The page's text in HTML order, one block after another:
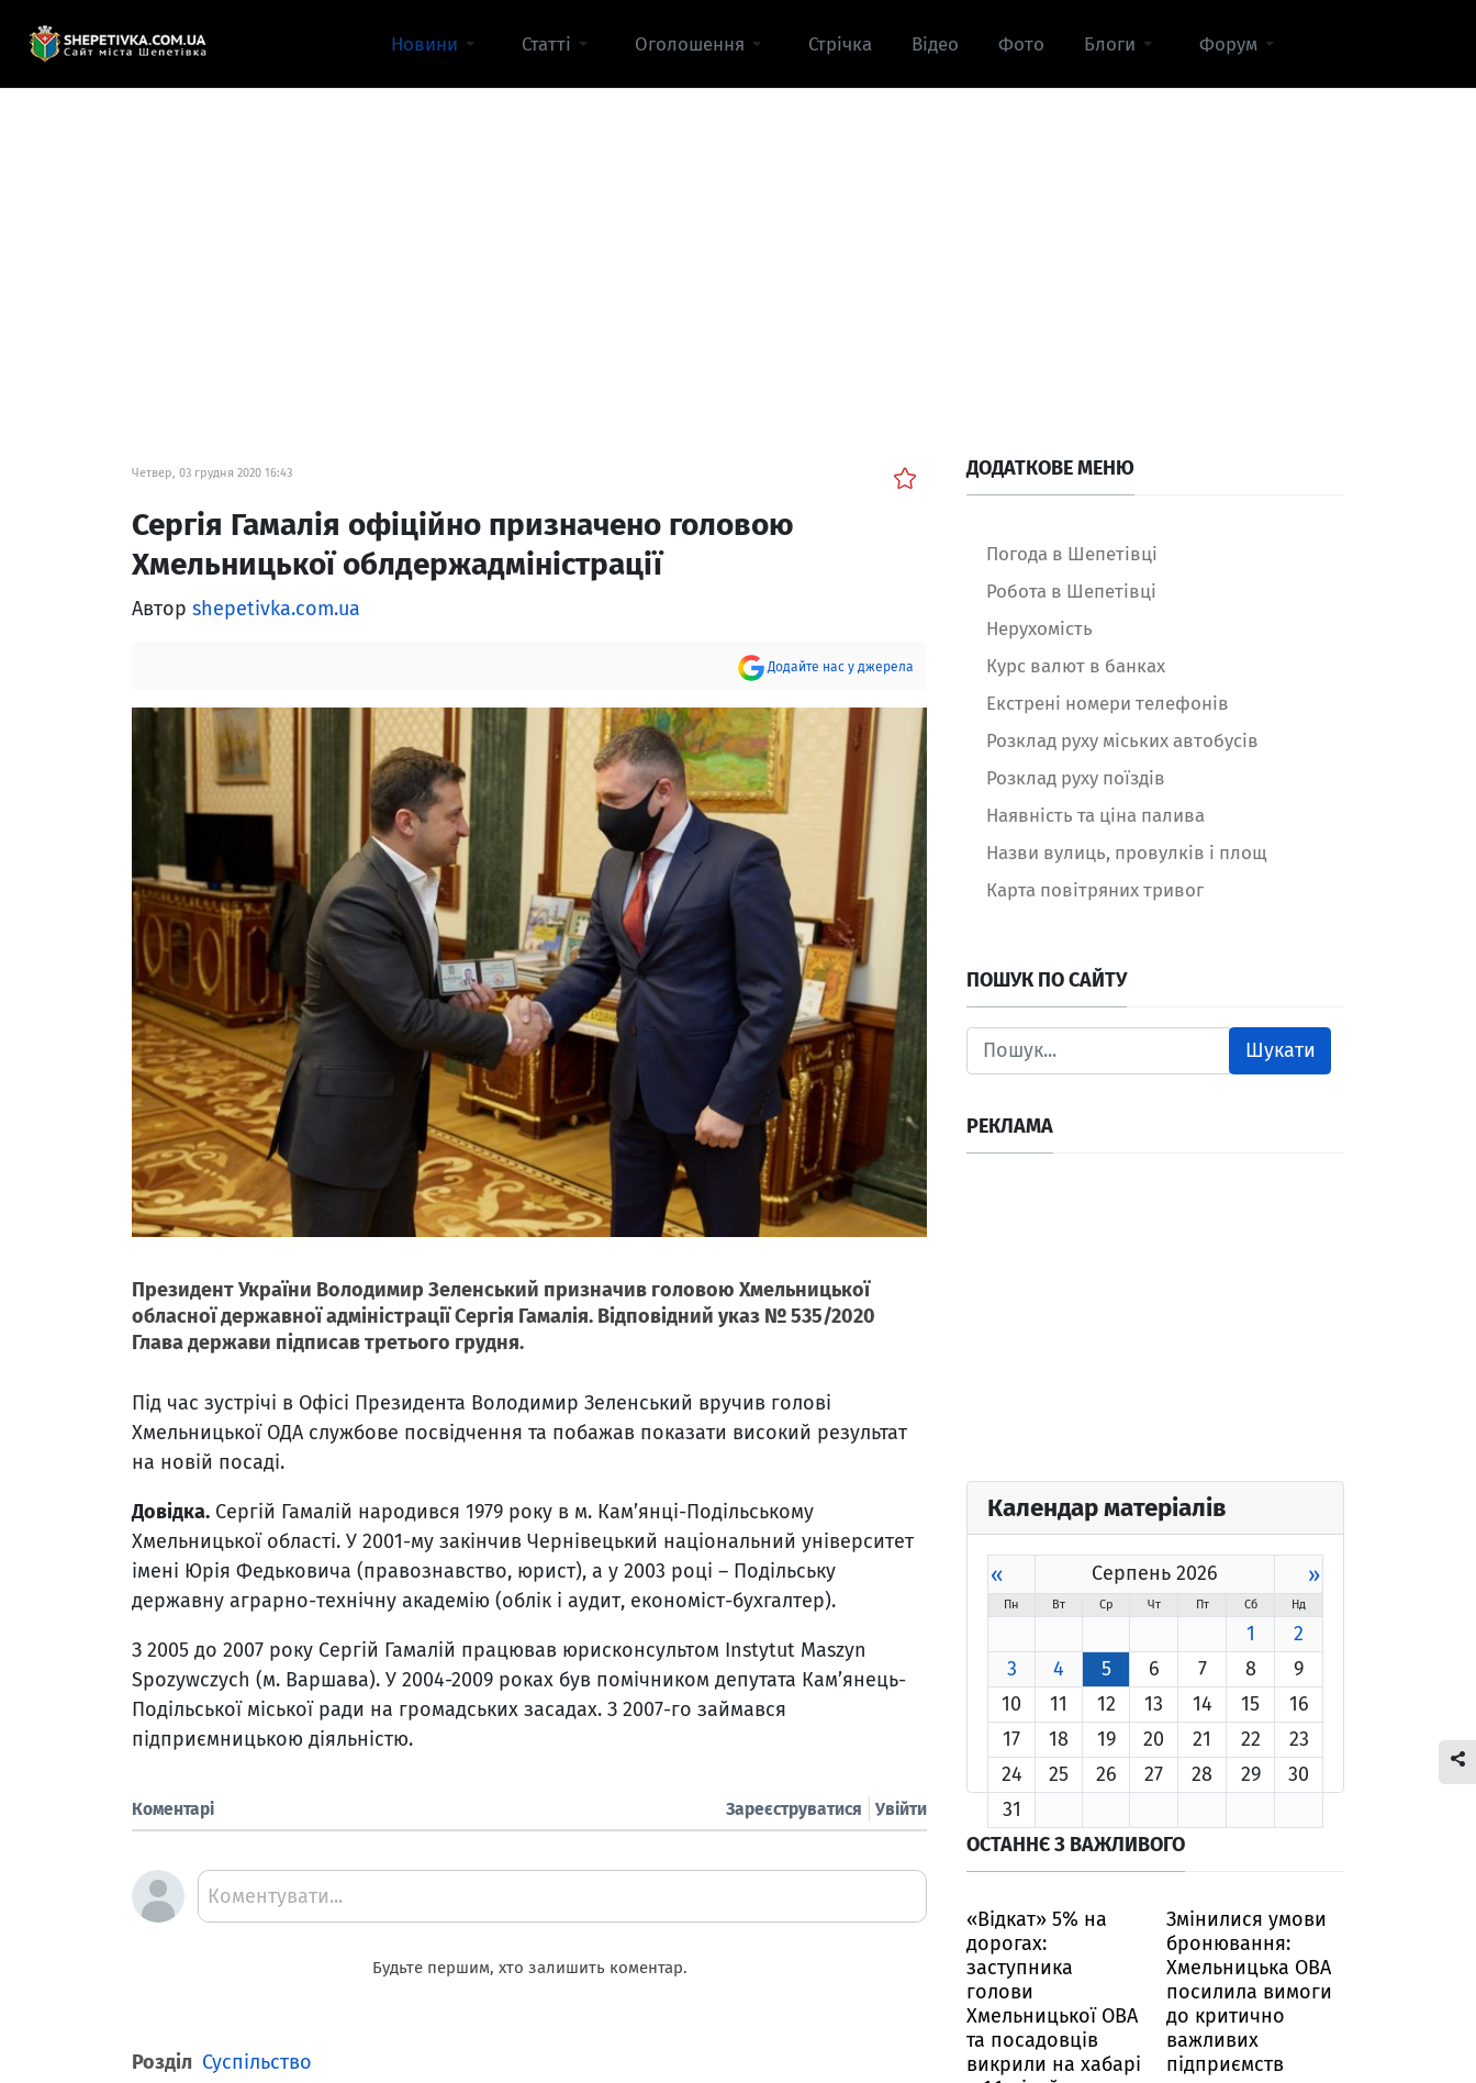
Новини Статті Оголошення Стрічка Відео Фото Блоги Форум
Четвер, 03 грудня 2020 16:43
Сергія Гамалія офіційно призначено головою
Хмельницької облдержадміністрації
Автор shepetivka.com.ua
Додайте нас у джерела
Президент України Володимир Зеленський призначив головою Хмельницької
обласної державної адміністрації Сергія Гамалія. Відповідний указ № 535/2020
Глава держави підписав третього грудня.
Під час зустрічі в Офісі Президента Володимир Зеленський вручив голові
Хмельницької ОДА службове посвідчення та побажав показати високий результат
на новій посаді.
Довідка. Сергій Гамалій народився 1979 року в м. Кам’янці-Подільському
Хмельницької області. У 2001-му закінчив Чернівецький національний університет
імені Юрія Федьковича (правознавство, юрист), а у 2003 році – Подільську
державну аграрно-технічну академію (облік і аудит, економіст-бухгалтер).
З 2005 до 2007 року Сергій Гамалій працював юрисконсультом Instytut Maszyn
Spozywczych (м. Варшава). У 2004-2009 роках був помічником депутата Кам’янець-
Подільської міської ради на громадських засадах. З 2007-го займався
підприємницькою діяльністю.
Коментарі Увійти
Зареєструватися
Коментувати...
Будьте першим, хто залишить коментар.
Розділ Суспільство
ДОДАТКОВЕ МЕНЮ
Погода в Шепетівці
Робота в Шепетівці
Нерухомість
Курс валют в банках
Екстрені номери телефонів
Розклад руху міських автобусів
Розклад руху поїздів
Наявність та ціна палива
Назви вулиць, провулків і площ
Карта повітряних тривог
ПОШУК ПО САЙТУ
Шукати
РЕКЛАМА
Календар матеріалів
« Серпень 2026 »
Пн Вт Ср Чт Пт Сб Нд
1
2
3
4 5 6 7 8
9
10
11 12 13 14 15
16
17
18 19 20 21 22
23
24
25 26 27 28 29
30
31
ОСТАННЄ З ВАЖЛИВОГО
«Відкат» 5% на
дорогах:
заступника
голови
Хмельницької ОВА
та посадовців
викрили на хабарі
Змінилися умови
бронювання:
Хмельницька ОВА
посилила вимоги
до критично
важливих
підприємств